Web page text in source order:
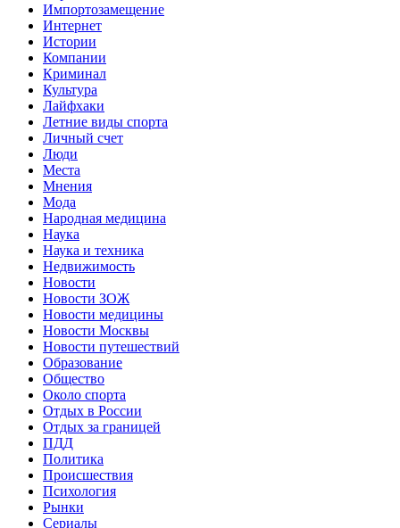
Импортозамещение
Интернет
Истории
Компании
Криминал
Культура
Лайфхаки
Летние виды спорта
Личный счет
Люди
Места
Мнения
Мода
Народная медицина
Наука
Наука и техника
Недвижимость
Новости
Новости ЗОЖ
Новости медицины
Новости Москвы
Новости путешествий
Образование
Общество
Около спорта
Отдых в России
Отдых за границей
ПДД
Политика
Происшествия
Психология
Рынки
Сериалы